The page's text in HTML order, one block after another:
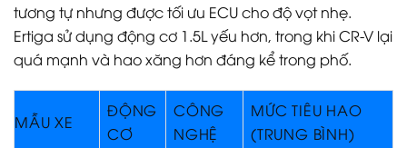
tương tự nhưng được tối ưu ECU cho độ vọt nhẹ.
Ertiga sử dụng động cơ 1.5L yếu hơn, trong khi CR-V lại
quá mạnh và hao xăng hơn đáng kể trong phố.
MẪU XE
ĐỘNG
CƠ
CÔNG
NGHỆ
MỨC TIÊU HAO
(TRUNG BÌNH)